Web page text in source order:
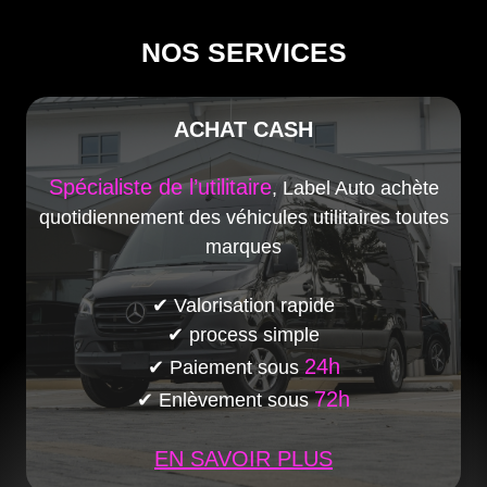
NOS SERVICES
ACHAT CASH
Spécialiste de l’utilitaire, Label Auto achète
quotidiennement des véhicules utilitaires toutes
marques
✔ Valorisation rapide
✔ process simple
✔ Paiement sous 24h
✔ Enlèvement sous72h
EN SAVOIR PLUS